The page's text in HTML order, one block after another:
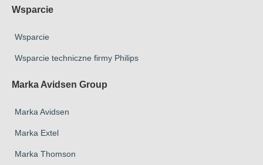
Wsparcie
Wsparcie
Wsparcie techniczne firmy Philips
Marka Avidsen Group
Marka Avidsen
Marka Extel
Marka Thomson